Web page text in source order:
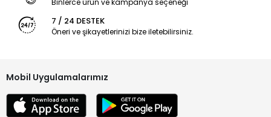
Ürün Durumu
Binlerce ürün ve kampanya seçeneği
7 / 24 DESTEK
Öneri ve şikayetlerinizi bize iletebilirsiniz.
Mobil Uygulamalarımız